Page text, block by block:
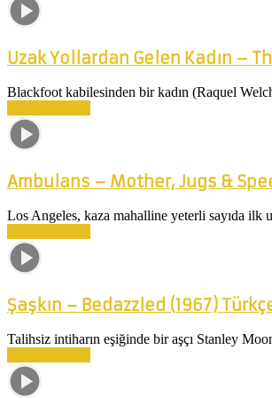
Uzak Yollardan Gelen Kadın –
Blackfoot kabilesinden bir kadın (Raquel
Ambulans – Mother, Jugs &
Los Angeles, kaza mahalline yeterli sayıda ilk
Şaşkın – Bedazzled (1967)
Talihsiz intiharın eşiğinde bir aşçı Stanley